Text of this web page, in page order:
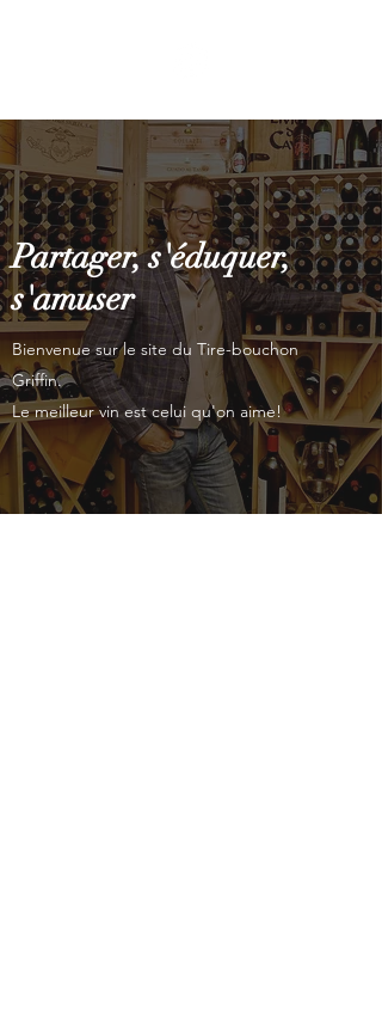
Partager, s'éduquer,
s'amuser
Bienvenue sur le site du Tire-bouchon
Griffin.
Le meilleur vin est celui qu'on aime!